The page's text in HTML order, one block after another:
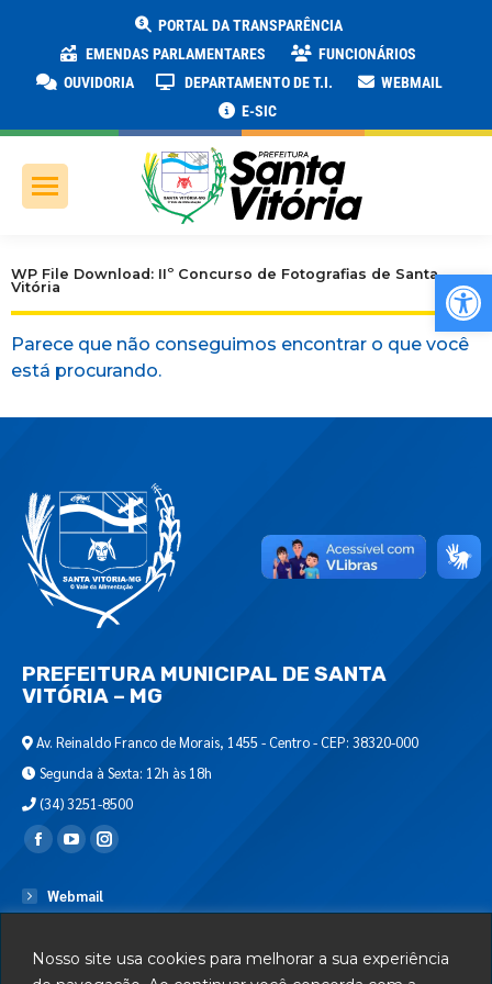
Nosso site usa cookies para melhorar a sua experiência
PORTAL DA TRANSPARÊNCIA
EMENDAS PARLAMENTARES
FUNCIONÁRIOS
OUVIDORIA
DEPARTAMENTO DE T.I.
WEBMAIL
E-SIC
WP File Download: IIº Concurso de Fotografias de Santa
Vitória
Parece que não conseguimos encontrar o que você
está procurando.
PREFEITURA MUNICIPAL DE SANTA
VITÓRIA – MG
Av. Reinaldo Franco de Morais, 1455 - Centro - CEP: 38320-000
Segunda à Sexta: 12h às 18h
(34) 3251-8500
Encontre-nos em:
Webmail
Serviços